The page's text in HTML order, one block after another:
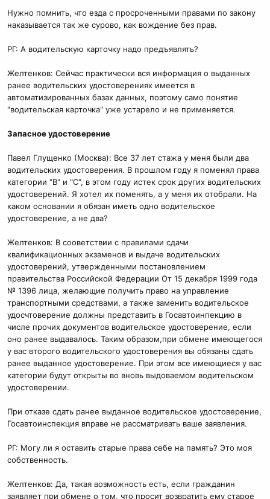
Нужно помнить, что езда с просроченными правами по закону
наказывается так же сурово, как вождение без прав.
РГ: А водительскую карточку надо предъявлять?
Желтенков: Сейчас практически вся информация о выданных
ранее водительских удостоверениях имеется в
автоматизированных базах данных, поэтому само понятие
"водительская карточка" уже устарело и не применяется.
Запасное удостоверение
Павел Глущенко (Москва): Все 37 лет стажа у меня были два
водительских удостоверения. В прошлом году я поменял права
категории "В" и "С", в этом году истек срок других водительских
удостоверений. Я хотел их поменять, а у меня их отобрали. На
каком основании я обязан иметь одно водительское
удостоверение, а не два?
Желтенков: В сооветствии с правилами сдачи
квалификационных экзаменов и выдаче водительских
удостоверений, утвержденными постановлением
правительства Российской Федерации От 15 декабря 1999 года
№ 1396 лица, желающие получить право на управление
транспортными средствами, а также заменить водительское
удосчтоверение должны представить в Госавтоинпекцию в
числе прочих документов водительское удостоверение, если
оно ранее выдавалось. Таким образом,при обмене имеющегося
у вас второго водительского удостоверения вы обязаны сдать
ранее выданное удостоверение. При этом все имеющиеся у вас
категории будут открыты во вновь выдоваемом водительском
удостоверении.
При отказе сдать ранее выданное водительское удостоверение,
Госавтоинспекция вправе не рассматривать ваше заявления.
РГ: Могу ли я оставить старые права себе на память? Это моя
собственность.
Желтенков: Да, такая возможность есть, если гражданин
заявляет при обмене о том, что просит возвратить ему старое